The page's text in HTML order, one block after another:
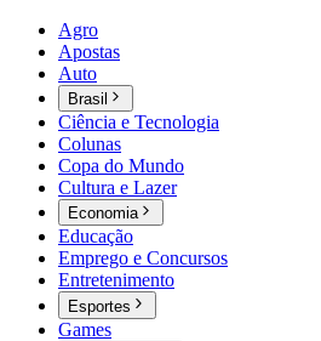
Agro
Apostas
Auto
Brasil
Ciência e Tecnologia
Colunas
Copa do Mundo
Cultura e Lazer
Economia
Educação
Emprego e Concursos
Entretenimento
Esportes
Games